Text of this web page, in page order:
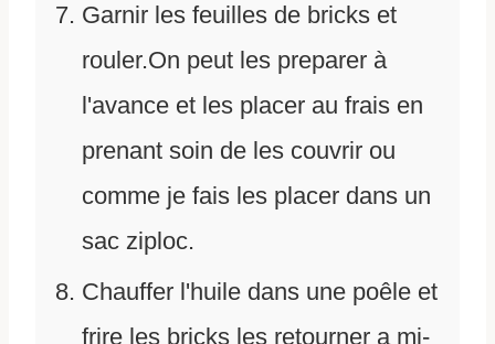
Garnir les feuilles de bricks et
rouler.On peut les preparer à
l'avance et les placer au frais en
prenant soin de les couvrir ou
comme je fais les placer dans un
sac ziploc.
Chauffer l'huile dans une poêle et
frire les bricks les retourner a mi-